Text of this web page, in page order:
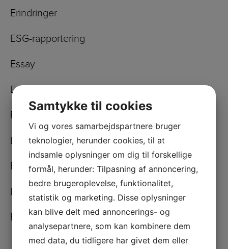
Erindringer
ESG-rapportering
Essay
Etik
EU
Europa
Eventyr
Eventyrernes Klub
Eventyr/Myter/Sagaer
Samtykke til cookies
Vi og vores samarbejdspartnere bruger
teknologier, herunder cookies, til at
indsamle oplysninger om dig til forskellige
formål, herunder: Tilpasning af annoncering,
bedre brugeroplevelse, funktionalitet,
statistik og marketing. Disse oplysninger
kan blive delt med annoncerings- og
analysepartnere, som kan kombinere dem
med data, du tidligere har givet dem eller